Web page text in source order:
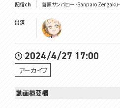
配信ch 善額サンパロー -Sanparo Zengaku-
出演
2024/4/27 17:00
アーカイブ
動画概要欄